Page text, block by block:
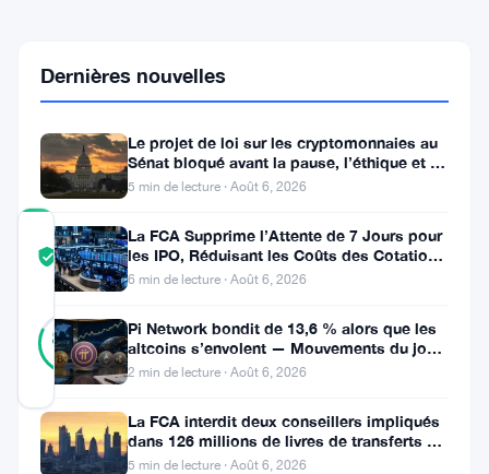
frais
marché
européen
COMMUNITY
TRUST
SCORE
Vérifié
82%
RÉEL
Vérifié
votes
Mis à jour 4 mois il y a
MEXC
Dernières nouvelles
Le projet de loi sur les cryptomonnaies au
Sénat bloqué avant la pause, l’éthique et le
FBI s’opposent
5 min de lecture · Août 6, 2026
La FCA Supprime l’Attente de 7 Jours pour
les IPO, Réduisant les Coûts des Cotations
au Royaume-Uni
6 min de lecture · Août 6, 2026
Pi Network bondit de 13,6 % alors que les
altcoins s’envolent — Mouvements du jour
6 août
2 min de lecture · Août 6, 2026
La FCA interdit deux conseillers impliqués
dans 126 millions de livres de transferts de
retraite
5 min de lecture · Août 6, 2026